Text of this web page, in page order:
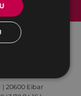
politika
| 20600 Eibar